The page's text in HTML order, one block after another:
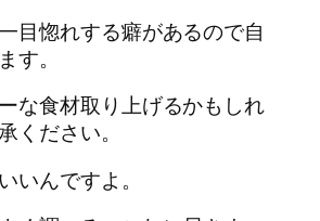
目惚れする癖があるので自
す。
な食材取り上げるかもしれ
ください。
いんですよ。